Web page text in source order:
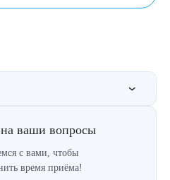
ваши вопросы
с вами, чтобы
время приёма!